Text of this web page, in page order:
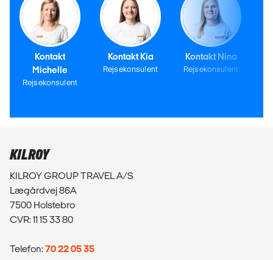
Kontakt
Michelle
Rejsekonsulent
Kontakt Kia
Rejsekonsulent
Kontakt Nina
Rejsekonsulent
KILROY
KILROY GROUP TRAVEL A/S
Lægårdvej 86A
7500 Holstebro
CVR: 11 15 33 80
Telefon:70 22 05 35